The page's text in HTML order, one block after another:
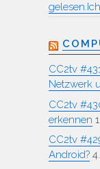
CC2tv
Netzwerk
CC2tv
erkennen
CC2tv
Android?